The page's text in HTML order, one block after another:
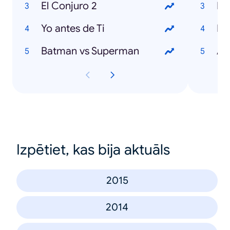
El Conjuro 2
Yo antes de Ti
Batman vs Superman
Izpētiet, kas bija aktuāls
2015
2014